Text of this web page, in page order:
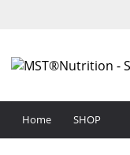
SHOP
Home